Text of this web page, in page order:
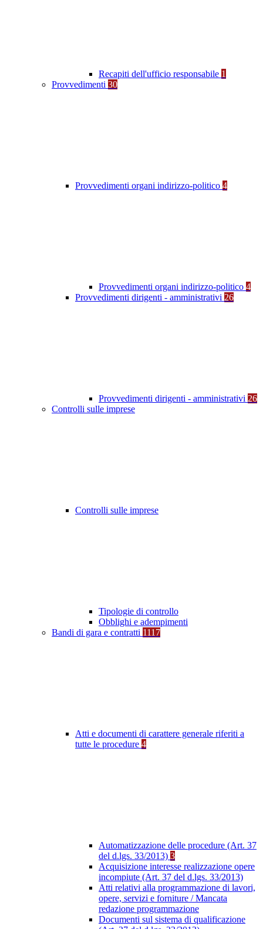
Recapiti dell'ufficio responsabile 1
Provvedimenti 30
Provvedimenti organi indirizzo-politico 4
Provvedimenti organi indirizzo-politico 4
Provvedimenti dirigenti - amministrativi 26
Provvedimenti dirigenti - amministrativi 26
Controlli sulle imprese
Controlli sulle imprese
Tipologie di controllo
Obblighi e adempimenti
Bandi di gara e contratti 1117
Atti e documenti di carattere generale riferiti a
tutte le procedure 4
Automatizzazione delle procedure (Art. 37
del d.lgs. 33/2013) 3
Acquisizione interesse realizzazione opere
incompiute (Art. 37 del d.lgs. 33/2013)
Atti relativi alla programmazione di lavori,
opere, servizi e forniture / Mancata
redazione programmazione
Documenti sul sistema di qualificazione